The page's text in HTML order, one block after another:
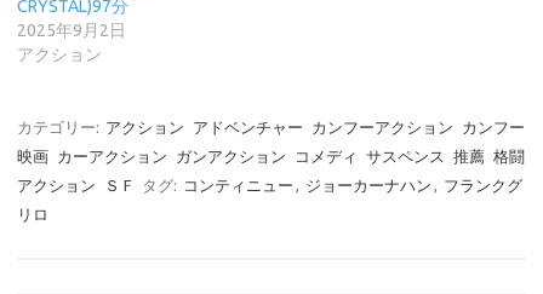
CRYSTAL)97分
2025年9月2日
アクション
カテゴリー: アクション アドベンチャー カンフーアクション
カンフー
映画 カーアクション ガンアクション コメディ サスペンス 推薦 格闘
アクション
ＳＦ タグ: コンティニュー ジョーカーナハン
フランクグ
リロ